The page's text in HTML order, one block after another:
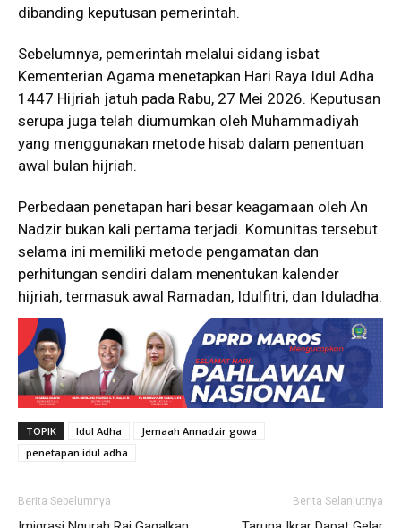
dibanding keputusan pemerintah.
Sebelumnya, pemerintah melalui sidang isbat
Kementerian Agama menetapkan Hari Raya Idul Adha
1447 Hijriah jatuh pada Rabu, 27 Mei 2026. Keputusan
serupa juga telah diumumkan oleh Muhammadiyah
yang menggunakan metode hisab dalam penentuan
awal bulan hijriah.
Perbedaan penetapan hari besar keagamaan oleh An
Nadzir bukan kali pertama terjadi. Komunitas tersebut
selama ini memiliki metode pengamatan dan
perhitungan sendiri dalam menentukan kalender
hijriah, termasuk awal Ramadan, Idulfitri, dan Iduladha.
TOPIK Idul Adha
Jemaah Annadzir gowa
penetapan idul adha
Berita Sebelumnya Berita Selanjutnya